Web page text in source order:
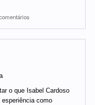
o que Isabel Cardoso
como